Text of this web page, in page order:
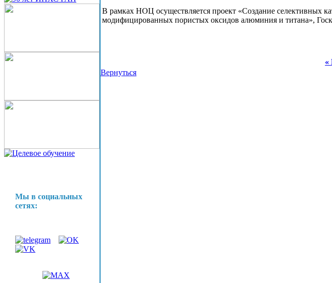
Мы в социальных
сетях:
В рамках НОЦ осуществляется проект «Создание селективных
модифицированных пористых оксидов алюминия и титана»,
«
Вернуться